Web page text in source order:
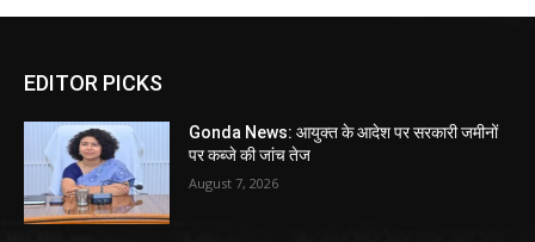
EDITOR PICKS
Gonda News: आयुक्त के आदेश पर सरकारी जमीनों
पर कब्जे की जांच तेज
August 7, 2026